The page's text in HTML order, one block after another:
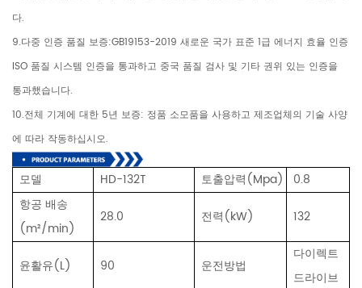
다.
9.다중 인증 품질 보증:GB19153-2019 새로운 국가 표준 1급 에너지 효율 인증
ISO 품질 시스템 인증을 통과하고 중국 품질 검사 및 기타 권위 있는 인증을
통과했습니다.
10.전체 기계에 대한 5년 보증: 정품 소모품을 사용하고 제조업체의 기술 사양
에 따라 작동하십시오.
모델 HD-132T 토출압력(Mpa)
0.8
항공 배송
(m²/min)
28.0 전력(kW) 132
윤활유(L) 90 운전방법
다이렉트
드라이브